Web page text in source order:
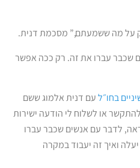
על מה ששמעתם,” מסכמת דנית.
שכבר עברו את זה. רק ככה אפשר
בחו״לעם דנית אלמוג ששם
או לשלוח לי הודעה ישירות
לדבר עם אנשים שכבר עברו
ואיך זה יעבוד במקרה